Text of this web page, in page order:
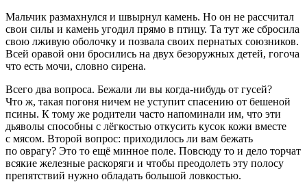
Мальчик размахнулся и швырнул камень. Но он не рассчитал
свои силы и камень угодил прямо в птицу. Та тут же сбросила
свою лживую оболочку и позвала своих пернатых союзников.
Всей оравой они бросились на двух безоружных детей, гогоча
что есть мочи, словно сирена.
Всего два вопроса. Бежали ли вы когда-нибудь от гусей?
Что ж, такая погоня ничем не уступит спасению от бешеной
псины. К тому же родители часто напоминали им, что эти
дьяволы способны с лёгкостью откусить кусок кожи вместе
с мясом. Второй вопрос: приходилось ли вам бежать
по оврагу? Это то ещё минное поле. Повсюду то и дело торчат
всякие железные раскоряги и чтобы преодолеть эту полосу
препятствий нужно обладать большой ловкостью.